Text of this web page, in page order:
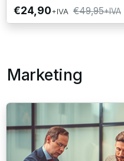
€49,95+IVA
€24,90+IVA
Marketing